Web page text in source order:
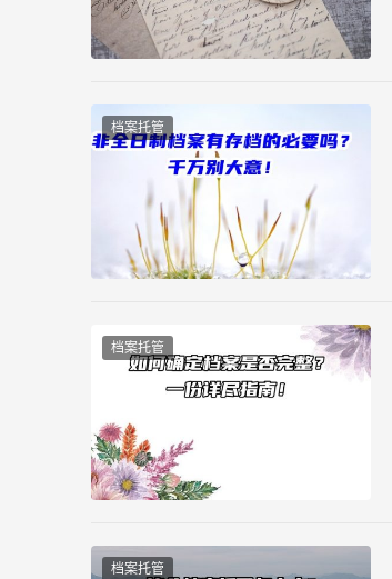
档案托管
档案托管
档案托管